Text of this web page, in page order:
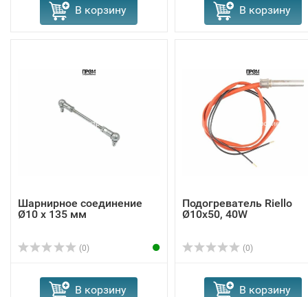
В корзину В корзину
Шарнирное соединение
Ø10 x 135 мм
(0)
В корзину
Подогреватель Riello
Ø10x50, 40W
(0)
В корзину